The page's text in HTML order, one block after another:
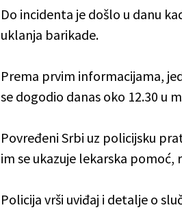
Do incidenta je došlo u danu
uklanja barikade.
Prema prvim informacijama,
se dogodio danas oko 12.30 u
Povređeni Srbi uz policijsku
im se ukazuje lekarska
Policija vrši uviđaj i detalje o